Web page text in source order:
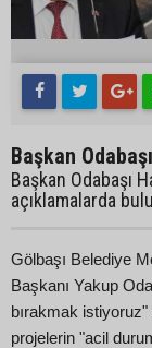
Başkan
Başkan Odabaşı
açıklamalarda
Gölbaşı Belediye
Başkanı Yakup
bırakmak
projelerin "acil